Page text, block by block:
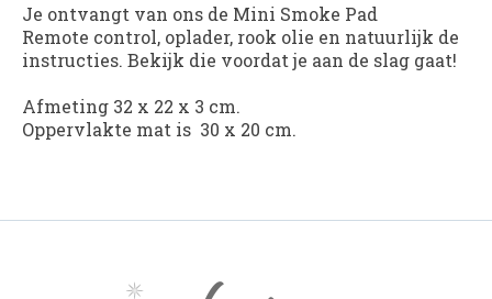
Je ontvangt van ons de Mini Smoke Pad
Remote control, oplader, rook olie en natuurlijk de
instructies. Bekijk die voordat je aan de slag gaat!
Afmeting 32 x 22 x 3 cm.
Oppervlakte mat is 30 x 20 cm.